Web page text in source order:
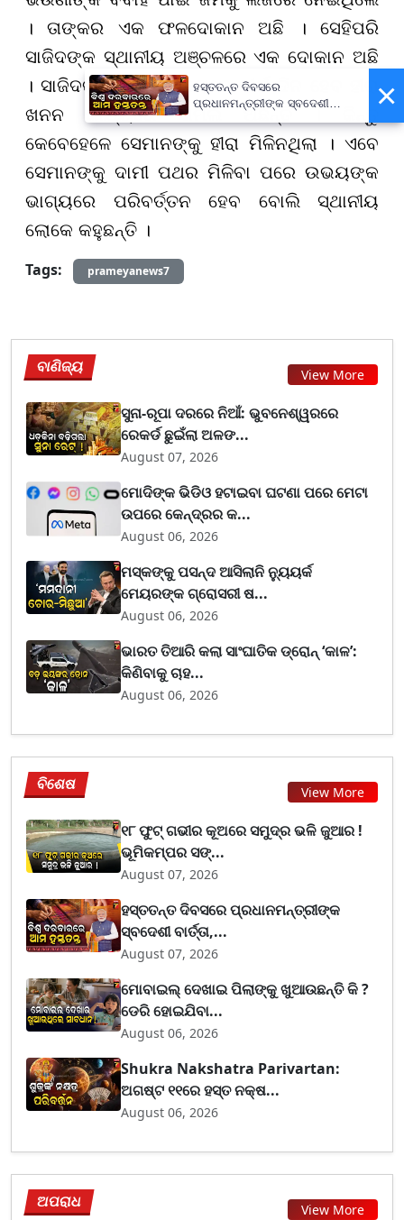
। ତାଙ୍କର ଏକ ଫଳଦୋକାନ ଅଛି । ସେହିପରି
ସାଜିଦଙ୍କ ସ୍ଥାନୀୟ ଅଞ୍ଚଳରେ ଏକ ଦୋକାନ ଅଛି
। ସାଜିଦଙ୍କ ପରିବାର ଲୋକେ ଦୀର୍ଘ ଦିନ ହେବ ହୀରା
ଖନନ କାର୍ଯ୍ୟରେ ସାମିଲ ଅଛନ୍ତି । କିନ୍ତୁ
କେବେହେଳେ ସେମାନଙ୍କୁ ହୀରା ମିଳିନଥିଲା । ଏବେ
ସେମାନଙ୍କୁ ଦାମୀ ପଥର ମିଳିବା ପରେ ଉଭୟଙ୍କ
ଭାଗ୍ୟରେ ପରିବର୍ତ୍ତନ ହେବ ବୋଲି ସ୍ଥାନୀୟ
ଲୋକେ କହୁଛନ୍ତି ।
Tags:
prameyanews7
ବାଣିଜ୍ୟ View More
ସୁନା-ରୂପା ଦରରେ ନିଆଁ: ଭୁବନେଶ୍ୱରରେ
ରେକର୍ଡ ଛୁଇଁଲା ଅଳଙ...
August 07, 2026
ମୋଦିଙ୍କ ଭିଡିଓ ହଟାଇବା ଘଟଣା ପରେ ମେଟା
ଉପରେ କେନ୍ଦ୍ରର କ...
August 06, 2026
ମସ୍କଙ୍କୁ ପସନ୍ଦ ଆସିଲାନି ନ୍ୟୁୟର୍କ
ମେୟରଙ୍କ ଗ୍ରୋସରୀ ଷ...
August 06, 2026
ଭାରତ ତିଆରି କଲା ସାଂଘାତିକ ଡ୍ରୋନ୍ ‘କାଳ’:
କିଣିବାକୁ ଚାହ...
August 06, 2026
ବିଶେଷ View More
୧୮ ଫୁଟ୍ ଗଭୀର କୂଅରେ ସମୁଦ୍ର ଭଳି ଜୁଆର !
ଭୂମିକମ୍ପର ସଙ୍...
August 07, 2026
ହସ୍ତତନ୍ତ ଦିବସରେ ପ୍ରଧାନମନ୍ତ୍ରୀଙ୍କ
ସ୍ବଦେଶୀ ବାର୍ତ୍ତା,...
August 07, 2026
ମୋବାଇଲ୍ ଦେଖାଇ ପିଲାଙ୍କୁ ଖୁଆଉଛନ୍ତି କି ?
ଡେରି ହୋଇଯିବା...
August 06, 2026
Shukra Nakshatra Parivartan:
ଅଗଷ୍ଟ ୧୧ରେ ହସ୍ତ ନକ୍ଷ...
August 06, 2026
ଅପରାଧ View More
×
ହସ୍ତତନ୍ତ ଦିବସରେ
ପ୍ରଧାନମନ୍ତ୍ରୀଙ୍କ ସ୍ବଦେଶୀ
ଆହ୍ବାନ